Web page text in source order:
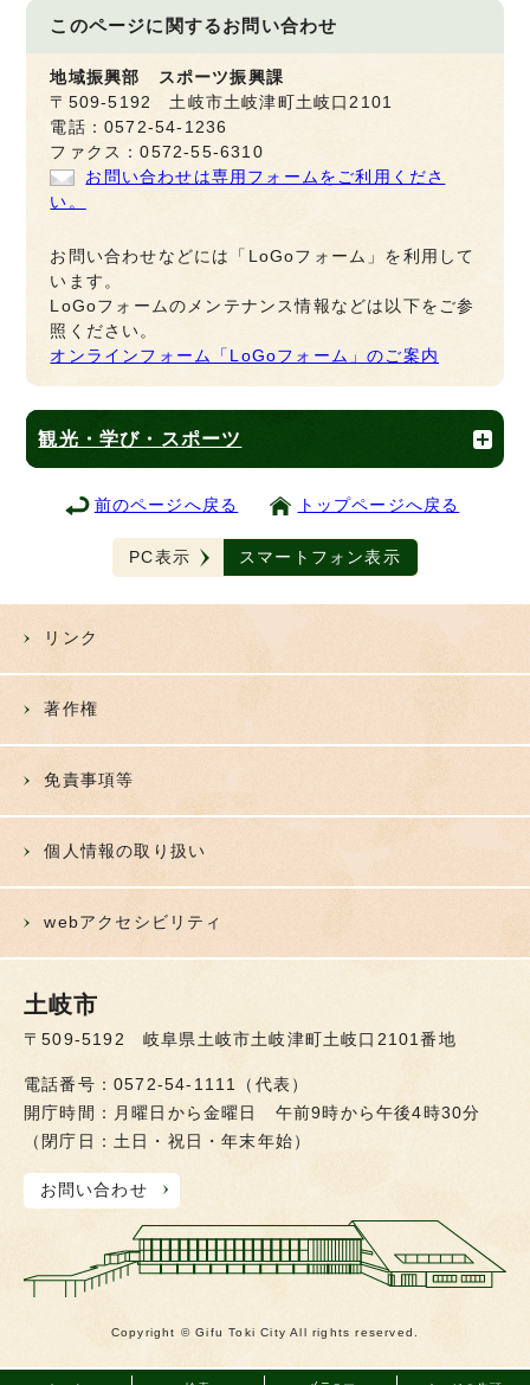
このページに関するお問い合わせ
地域振興部 スポーツ振興課
〒509-5192 土岐市土岐津町土岐口2101
電話：0572-54-1236
ファクス：0572-55-6310
お問い合わせは専用フォームをご利用くださ
い。
お問い合わせなどには「LoGoフォーム」を利用して
います。
LoGoフォームのメンテナンス情報などは以下をご参
照ください。
オンラインフォーム「LoGoフォーム」のご案内
観光・学び・スポーツ
前のページへ戻る トップページへ戻る
PC表示 スマートフォン表示
リンク
著作権
免責事項等
個人情報の取り扱い
webアクセシビリティ
土岐市
〒509-5192 岐阜県土岐市土岐津町土岐口2101番地
電話番号：0572-54-1111（代表）
開庁時間：月曜日から金曜日 午前9時から午後4時30分
（閉庁日：土日・祝日・年末年始）
お問い合わせ
Copyright © Gifu Toki City All rights reserved.